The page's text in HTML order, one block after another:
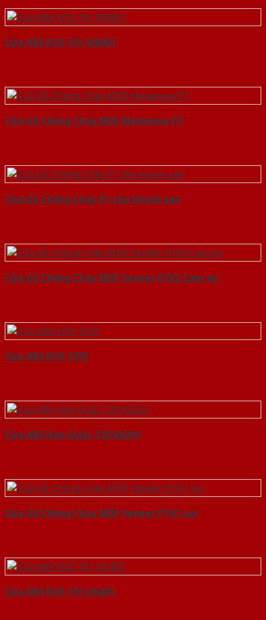
Cửa ABS KOS 101 W0901
Cửa Gỗ Chống Cháy MDF Melamine P1
Cửa Gỗ Chống Cháy P1 cho khach san
Cửa Gỗ Chống Cháy MDF Veneer P1R2 Cam xe
Cửa ABS KOS 101E
Cửa ABS Hàn Quốc 120 K0201
Cửa Gỗ Chống Cháy MDF Veneer P1G1 soi
Cửa ABS KOS 101 U6405